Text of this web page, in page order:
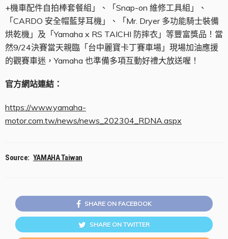
+機車配件自拍棒套餐組」、「Snap-on 維修工具組」、
「CARDO 安全帽藍芽耳機」、「Mr. Dryer 多功能騎士裝備
烘乾機」及「Yamaha x RS TAICHI 防摔衣」等豐富獎品！當
然9/24決賽當天親臨「台中麗寶卡丁賽車場」現場加油應援
的觀賽車迷，Yamaha 也準備多項互動好禮大放送喔！
官方網站連結：
https://www.yamaha-
motor.com.tw/news/news_202304_RDNA.aspx
Source: YAMAHA Taiwan
SHARE ON FACEBOOK
SHARE ON TWITTER